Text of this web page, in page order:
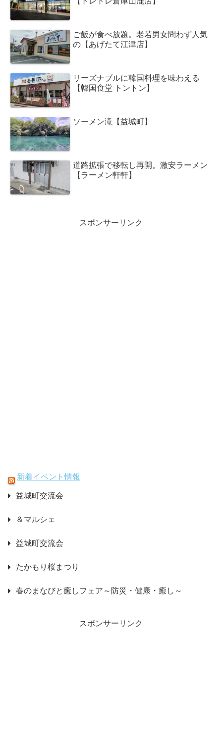
ご飯が食べ放題。老若男女問わず人気
の【あげたて江津店】
リーズナブルに韓国料理を味わえる
【韓国食堂 トントン】
ソーメン滝【益城町】
道路拡張で移転し再開。激安ラーメン
【ラーメン軒軒】
スポンサーリンク
新着イベント情報
益城町交流会
＆マルシェ
益城町交流会
たかもり桜まつり
春のまなびと癒しフェア～防災・健康・癒し～
スポンサーリンク